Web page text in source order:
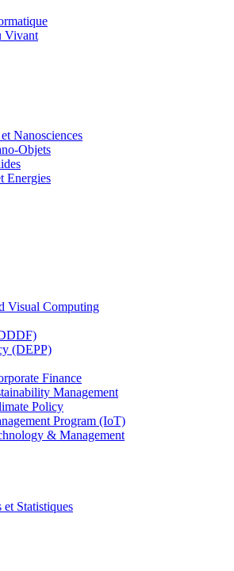
Vivant
Nanosciences
Objets
Energies
Visual Computing
(DEPP)
Finance
Management
Policy
Program (IoT)
& Management
Statistiques